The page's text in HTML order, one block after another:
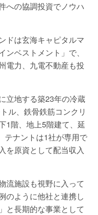
への協調投資でノウハ
ドは玄海キャピタルマ
ベストメント」で、
電力、九電不動産も投
立地する築23年の冷蔵
ル、鉄骨鉄筋コンクリ
1階、地上5階建て、延
テナントは1社が専用で
を原資として配当収入
流施設も視野に入って
のように他社と連携し
と長期的な事業として